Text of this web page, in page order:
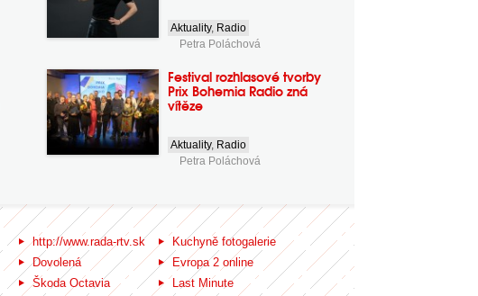
Aktuality, Radio
Petra Poláchová
Festival rozhlasové tvorby
Prix Bohemia Radio zná
vítěze
Aktuality, Radio
Petra Poláchová
http://www.rada-rtv.sk
Kuchyně fotogalerie
Dovolená
Evropa 2 online
Škoda Octavia
Last Minute